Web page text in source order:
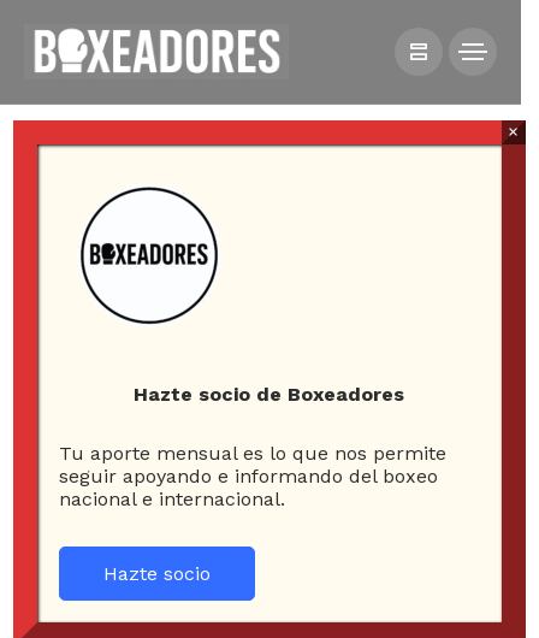
MMA
Brock Lesnar en la
cartelera del UFC 200
EQUIPO BOXEADORES
231 Views
Hazte socio de Boxeadores
Tu aporte mensual es lo que nos permite
seguir apoyando e informando del boxeo
nacional e internacional.
Hazte socio
×